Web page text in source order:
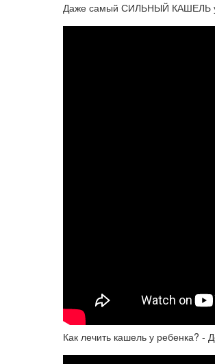
Даже самый СИЛЬНЫЙ КАШЕЛЬ
Как лечить кашель у ребенка? -